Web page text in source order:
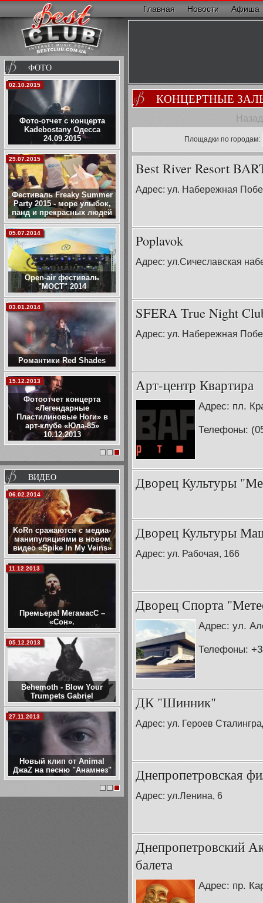
Главная Новости Афиша
ФОТО
Фото-отчет с концерта
Kadebostany Одесса
24.09.2015
02.10.2015
Фестиваль Freaky Summer
Party 2015 - море улыбок,
панд и прекрасных людей
29.07.2015
Open-air фестиваль
"МОСТ" 2014
05.07.2014
Романтики Red Shades
03.01.2014
Фотоотчет концерта
«Легендарные
Пластилиновые Ноги» в
арт-клубе «Юла-85»
10.12.2013
15.12.2013
ВИДЕО
KoRn сражаются с медиа-
манипуляциями в новом
видео «Spike In My Veins»
06.02.2014
Премьера! МегамасС –
«Сон».
11.12.2013
Behemoth - Blow Your
Trumpets Gabriel
05.12.2013
Новый клип от Animal
ДжаZ на песню "Анамнез"
27.11.2013
КОНЦЕРТНЫЕ
Назад
Площадки по городам:
Best River Resort
Адрес: ул. Набережная
Poplavok
Адрес: ул.Сичеславская
SFERA True Night
Адрес: ул. Набережная
Арт-центр Квартира
Адрес: пл.
Телефоны:
Дворец Культуры
Дворец Культуры
Адрес: ул. Рабочая, 166
Дворец Спорта
Адрес: ул.
Телефоны:
ДК "Шинник"
Адрес: ул. Героев
Днепропетровская
Адрес: ул.Ленина, 6
Днепропетровский
балета
Адрес: пр.